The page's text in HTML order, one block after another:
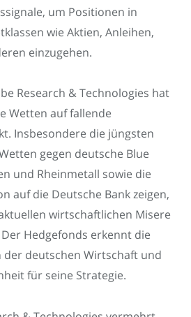
um Positionen in
wie Aktien, Anleihen,
einzugehen.
Research & Technologies hat
Wetten auf fallende
Insbesondere die jüngsten
gegen deutsche Blue
und Rheinmetall sowie die
auf die Deutsche Bank zeigen,
wirtschaftlichen Misere
Hedgefonds erkennt die
deutschen Wirtschaft und
für seine Strategie.